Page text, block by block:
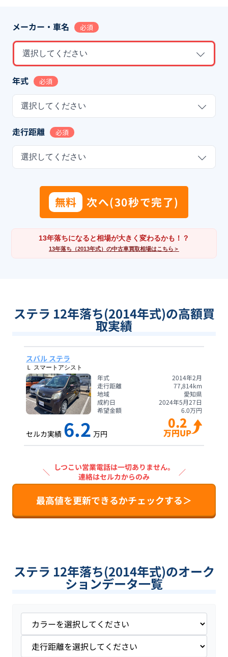
メーカー・車名 必須
選択してください
年式 必須
選択してください
走行距離 必須
選択してください
無料 次へ(30秒で完了)
13年落ちになると相場が大きく変わるかも！？
13年落ち（2013年式）の中古車買取相場はこちら＞
ステラ 12年落ち(2014年式)の高額買
取実績
スバル ステラ
Ｌ スマートアシスト
年式
2014年2月
走行距離
77,814km
地域
愛知県
成約日
2024年5月27日
希望金額
6.0万円
セルカ実績 6.2 万円
0.2
万円UP
＼ しつこい営業電話は一切ありません。
連絡はセルカからのみ
／
最高値を更新できるかチェックする＞
ステラ 12年落ち(2014年式)のオーク
ションデータ一覧